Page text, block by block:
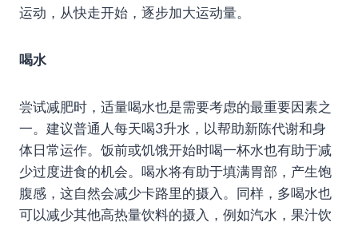
运动，从快走开始，逐步加大运动量。
喝水
尝试减肥时，适量喝水也是需要考虑的最重要因素之
一。建议普通人每天喝3升水，以帮助新陈代谢和身
体日常运作。饭前或饥饿开始时喝一杯水也有助于减
少过度进食的机会。喝水将有助于填满胃部，产生饱
腹感，这自然会减少卡路里的摄入。同样，多喝水也
可以减少其他高热量饮料的摄入，例如汽水，果汁饮